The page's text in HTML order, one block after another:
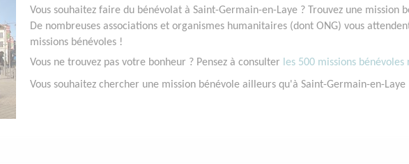
Vous souhaitez faire du bénévolat à Saint-Germain-en-Laye ? Trouvez une mission
De nombreuses associations et organismes humanitaires (dont ONG) vous
missions bénévoles !
Vous ne trouvez pas votre bonheur ? Pensez à consulter les 500 missions
Vous souhaitez chercher une mission bénévole ailleurs qu'à Saint-Germain-en-Laye